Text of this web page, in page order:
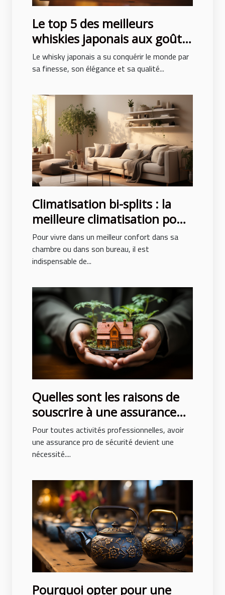
Le top 5 des meilleurs
whiskies japonais aux goûts
exceptionnels
Le whisky japonais a su conquérir le monde par
sa finesse, son élégance et sa qualité...
Climatisation bi-splits : la
meilleure climatisation pour
un confort des pièces
Pour vivre dans un meilleur confort dans sa
chambre ou dans son bureau, il est
indispensable de...
Quelles sont les raisons de
souscrire à une assurance
pro sécurité ?
Pour toutes activités professionnelles, avoir
une assurance pro de sécurité devient une
nécessité....
Pourquoi opter pour une